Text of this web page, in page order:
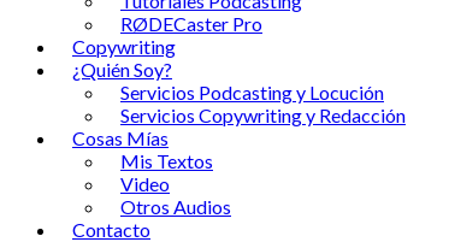
RØDECaster Pro
Copywriting
¿Quién Soy?
Servicios Podcasting y Locución
Servicios Copywriting y Redacción
Cosas Mías
Mis Textos
Video
Otros Audios
Contacto